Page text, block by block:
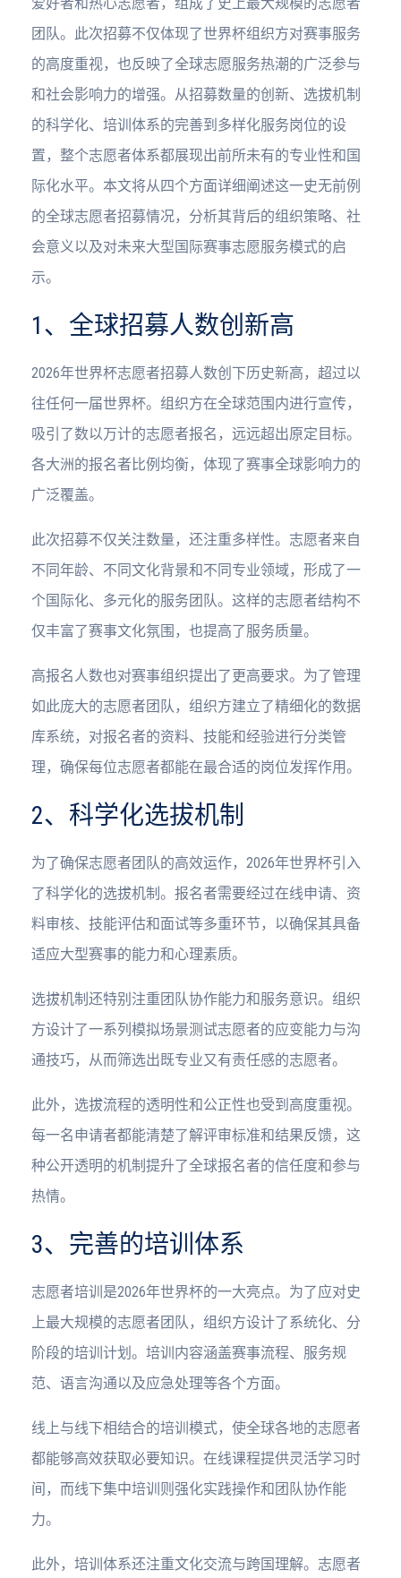
团队。此次招募不仅体现了世界杯组织方对赛事服务
的高度重视，也反映了全球志愿服务热潮的广泛参与
和社会影响力的增强。从招募数量的创新、选拔机制
的科学化、培训体系的完善到多样化服务岗位的设
置，整个志愿者体系都展现出前所未有的专业性和国
际化水平。本文将从四个方面详细阐述这一史无前例
的全球志愿者招募情况，分析其背后的组织策略、社
会意义以及对未来大型国际赛事志愿服务模式的启
示。
1、全球招募人数创新高
2026年世界杯志愿者招募人数创下历史新高，超过以
往任何一届世界杯。组织方在全球范围内进行宣传，
吸引了数以万计的志愿者报名，远远超出原定目标。
各大洲的报名者比例均衡，体现了赛事全球影响力的
广泛覆盖。
此次招募不仅关注数量，还注重多样性。志愿者来自
不同年龄、不同文化背景和不同专业领域，形成了一
个国际化、多元化的服务团队。这样的志愿者结构不
仅丰富了赛事文化氛围，也提高了服务质量。
高报名人数也对赛事组织提出了更高要求。为了管理
如此庞大的志愿者团队，组织方建立了精细化的数据
库系统，对报名者的资料、技能和经验进行分类管
理，确保每位志愿者都能在最合适的岗位发挥作用。
2、科学化选拔机制
为了确保志愿者团队的高效运作，2026年世界杯引入
了科学化的选拔机制。报名者需要经过在线申请、资
料审核、技能评估和面试等多重环节，以确保其具备
适应大型赛事的能力和心理素质。
选拔机制还特别注重团队协作能力和服务意识。组织
方设计了一系列模拟场景测试志愿者的应变能力与沟
通技巧，从而筛选出既专业又有责任感的志愿者。
此外，选拔流程的透明性和公正性也受到高度重视。
每一名申请者都能清楚了解评审标准和结果反馈，这
种公开透明的机制提升了全球报名者的信任度和参与
热情。
3、完善的培训体系
志愿者培训是2026年世界杯的一大亮点。为了应对史
上最大规模的志愿者团队，组织方设计了系统化、分
阶段的培训计划。培训内容涵盖赛事流程、服务规
范、语言沟通以及应急处理等各个方面。
线上与线下相结合的培训模式，使全球各地的志愿者
都能够高效获取必要知识。在线课程提供灵活学习时
间，而线下集中培训则强化实践操作和团队协作能
力。
此外，培训体系还注重文化交流与跨国理解。志愿者